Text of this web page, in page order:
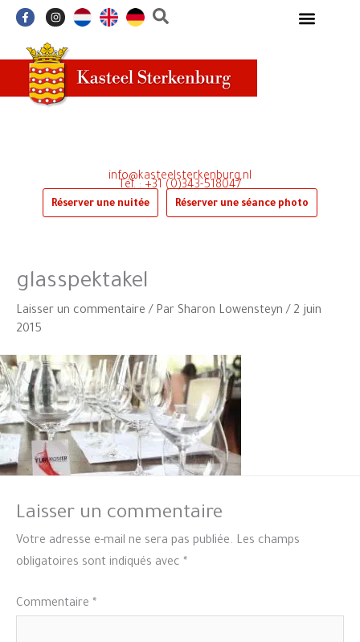
Aller
contenu
F
a
b
o
o
k
-
I
n
a
g
r
a
m
Réserver une nuitée Réserver une séance photo
Tél. : +31 (0)343-518047
info@kasteelsterkenburg.nl
glasspektakel
Laisser un commentaire / Par Sharon Lowensteyn / 2 juin
2015
Laisser un commentaire
Votre adresse e-mail ne sera pas publiée. Les champs
obligatoires sont indiqués avec *
Commentaire *